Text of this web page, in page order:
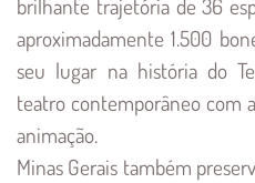
brilhante trajetória de 36
aproximadamente 1.500
seu lugar na história do
teatro contemporâneo com
animação.
Minas Gerais também